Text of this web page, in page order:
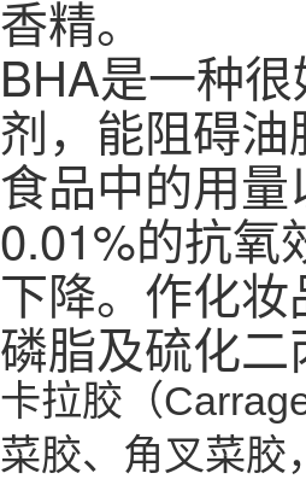
香精。
BHA是一种
剂，能阻碍
食品中的用
0.01%的抗氧
下降。作化
磷脂及硫化
卡拉胶（
菜胶、角叉菜胶